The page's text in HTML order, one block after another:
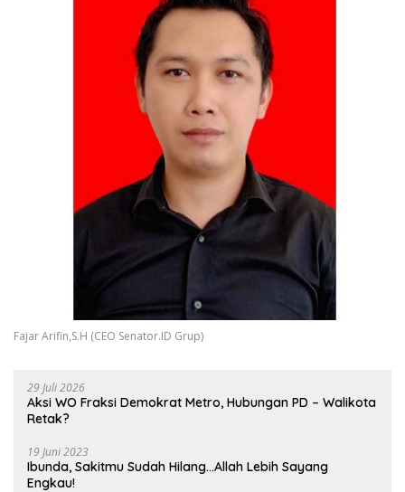
Fajar Arifin,S.H (CEO Senator.ID Grup)
29 Juli 2026
Aksi WO Fraksi Demokrat Metro, Hubungan PD – Walikota
Retak?
19 Juni 2023
Ibunda, Sakitmu Sudah Hilang…Allah Lebih Sayang
Engkau!